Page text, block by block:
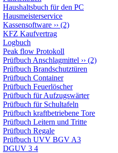
Haushaltsbuch für den PC
Hausmeisterservice
Kassensoftware ›› (2)
KFZ Kaufvertrag
Logbuch
Peak flow Protokoll
Prüfbuch Anschlagmittel ›› (2)
Prüfbuch Brandschutztüren
Prüfbuch Container
Prüfbuch Feuerlöscher
Prüfbuch für Aufzugswärter
Prüfbuch für Schultafeln
Prüfbuch kraftbetriebene Tore
Prüfbuch Leitern und Tritte
Prüfbuch Regale
Prüfbuch UVV BGV A3
DGUV 3 4